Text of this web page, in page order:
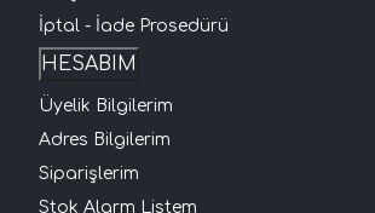
İptal - İade Prosedürü
HESABIM
Üyelik Bilgilerim
Adres Bilgilerim
Siparişlerim
Stok Alarm Listem